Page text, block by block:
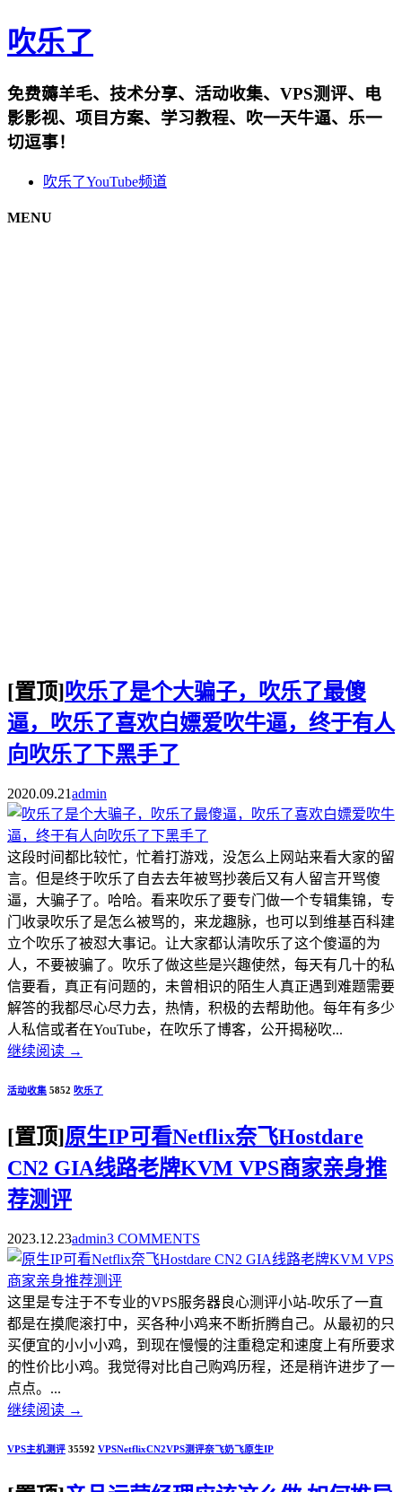
吹乐了
免费薅羊毛、技术分享、活动收集、VPS测评、电
影影视、项目方案、学习教程、吹一天牛逼、乐一
切逗事！
吹乐了YouTube频道
MENU
[置顶]吹乐了是个大骗子，吹乐了最傻
逼，吹乐了喜欢白嫖爱吹牛逼，终于有人
向吹乐了下黑手了
2020.09.21admin
这段时间都比较忙，忙着打游戏，没怎么上网站来看大家的留
言。但是终于吹乐了自去去年被骂抄袭后又有人留言开骂傻
逼，大骗子了。哈哈。看来吹乐了要专门做一个专辑集锦，专
门收录吹乐了是怎么被骂的，来龙趣脉，也可以到维基百科建
立个吹乐了被怼大事记。让大家都认清吹乐了这个傻逼的为
人，不要被骗了。吹乐了做这些是兴趣使然，每天有几十的私
信要看，真正有问题的，未曾相识的陌生人真正遇到难题需要
解答的我都尽心尽力去，热情，积极的去帮助他。每年有多少
人私信或者在YouTube，在吹乐了博客，公开揭秘吹...
继续阅读 →
活动收集 5852 吹乐了
[置顶]原生IP可看Netflix奈飞Hostdare
CN2 GIA线路老牌KVM VPS商家亲身推
荐测评
2023.12.23admin3 COMMENTS
这里是专注于不专业的VPS服务器良心测评小站-吹乐了一直
都是在摸爬滚打中，买各种小鸡来不断折腾自己。从最初的只
买便宜的小小小鸡，到现在慢慢的注重稳定和速度上有所要求
的性价比小鸡。我觉得对比自己购鸡历程，还是稍许进步了一
点点。...
继续阅读 →
VPS主机测评 35592 VPSNetflixCN2VPS测评奈飞奶飞原生IP